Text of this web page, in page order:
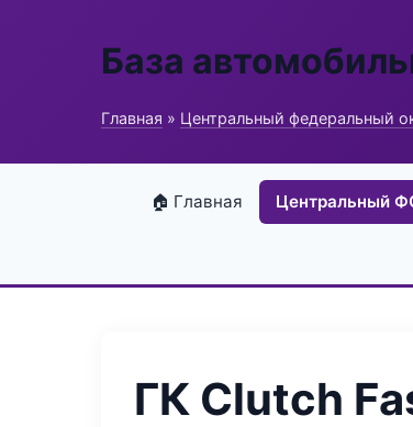
База
Главная » Центральный федеральный
🏠 Главная Центральный
ГК Clutch